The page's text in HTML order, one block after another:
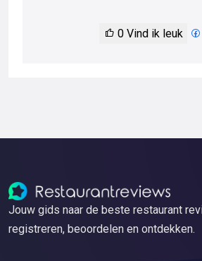
0 Vind ik leuk
Jouw gids naar de beste restaurant
registreren, beoordelen en ontdekken.